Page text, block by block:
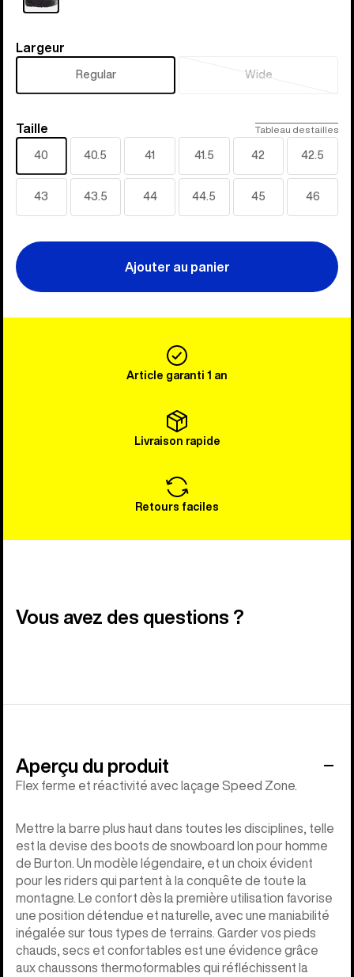
Largeur
Largeur
Regular Wide
Épuisé
Taille
Taille Tableau des tailles
40 40.5 41 41.5 42 42.5
43 43.5 44 44.5 45 46
Ajouter au panier
Article garanti 1 an
Livraison rapide
Retours faciles
Vous avez des questions ?
Aperçu du produit
Flex ferme et réactivité avec laçage Speed Zone.
Mettre la barre plus haut dans toutes les disciplines, telle
est la devise des boots de snowboard Ion pour homme
de Burton. Un modèle légendaire, et un choix évident
pour les riders qui partent à la conquête de toute la
montagne. Le confort dès la première utilisation favorise
une position détendue et naturelle, avec une maniabilité
inégalée sur tous types de terrains. Garder vos pieds
chauds, secs et confortables est une évidence grâce
aux chaussons thermoformables qui réfléchissent la